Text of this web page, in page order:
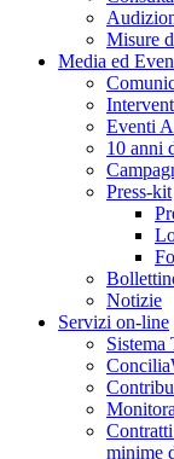
Misure
Media ed
Eventi
10 anni
Press-kit
Notizie
Servizi on-line
Sistema
minime